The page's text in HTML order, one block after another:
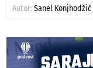
Autor: Sanel Konjhodžić